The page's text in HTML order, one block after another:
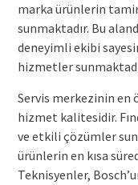
marka ürünlerin
sunmaktadır. Bu
deneyimli ekibi
hizmetler
Servis merkezinin
hizmet kalitesidir.
ve etkili çözümler
ürünlerin en kısa
Teknisyenler,